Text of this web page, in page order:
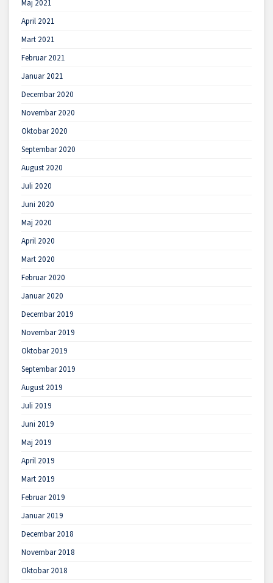
Maj 2021
April 2021
Mart 2021
Februar 2021
Januar 2021
Decembar 2020
Novembar 2020
Oktobar 2020
Septembar 2020
August 2020
Juli 2020
Juni 2020
Maj 2020
April 2020
Mart 2020
Februar 2020
Januar 2020
Decembar 2019
Novembar 2019
Oktobar 2019
Septembar 2019
August 2019
Juli 2019
Juni 2019
Maj 2019
April 2019
Mart 2019
Februar 2019
Januar 2019
Decembar 2018
Novembar 2018
Oktobar 2018